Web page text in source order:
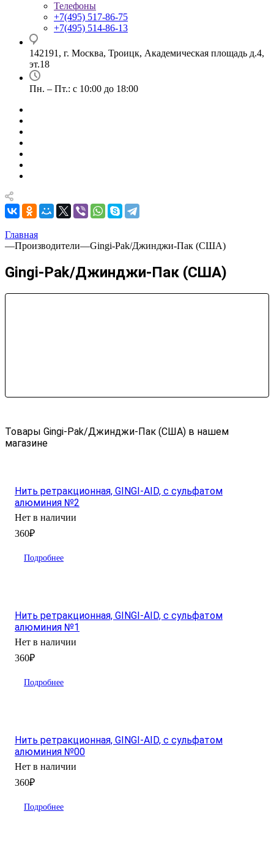
Телефоны
+7(495) 517-86-75
+7(495) 514-86-13
142191, г. Москва, Троицк, Академическая площадь д.4,
эт.18
Пн. – Пт.: с 10:00 до 18:00
Главная
—Производители—Gingi-Pak/Джинджи-Пак (США)
Gingi-Pak/Джинджи-Пак (США)
Товары Gingi-Pak/Джинджи-Пак (США) в нашем
магазине
Нить ретракционная, GINGI-AID, с сульфатом
алюминия №2
Нет в наличии
360₽
Подробнее
Нить ретракционная, GINGI-AID, с сульфатом
алюминия №1
Нет в наличии
360₽
Подробнее
Нить ретракционная, GINGI-AID, с сульфатом
алюминия №00
Нет в наличии
360₽
Подробнее